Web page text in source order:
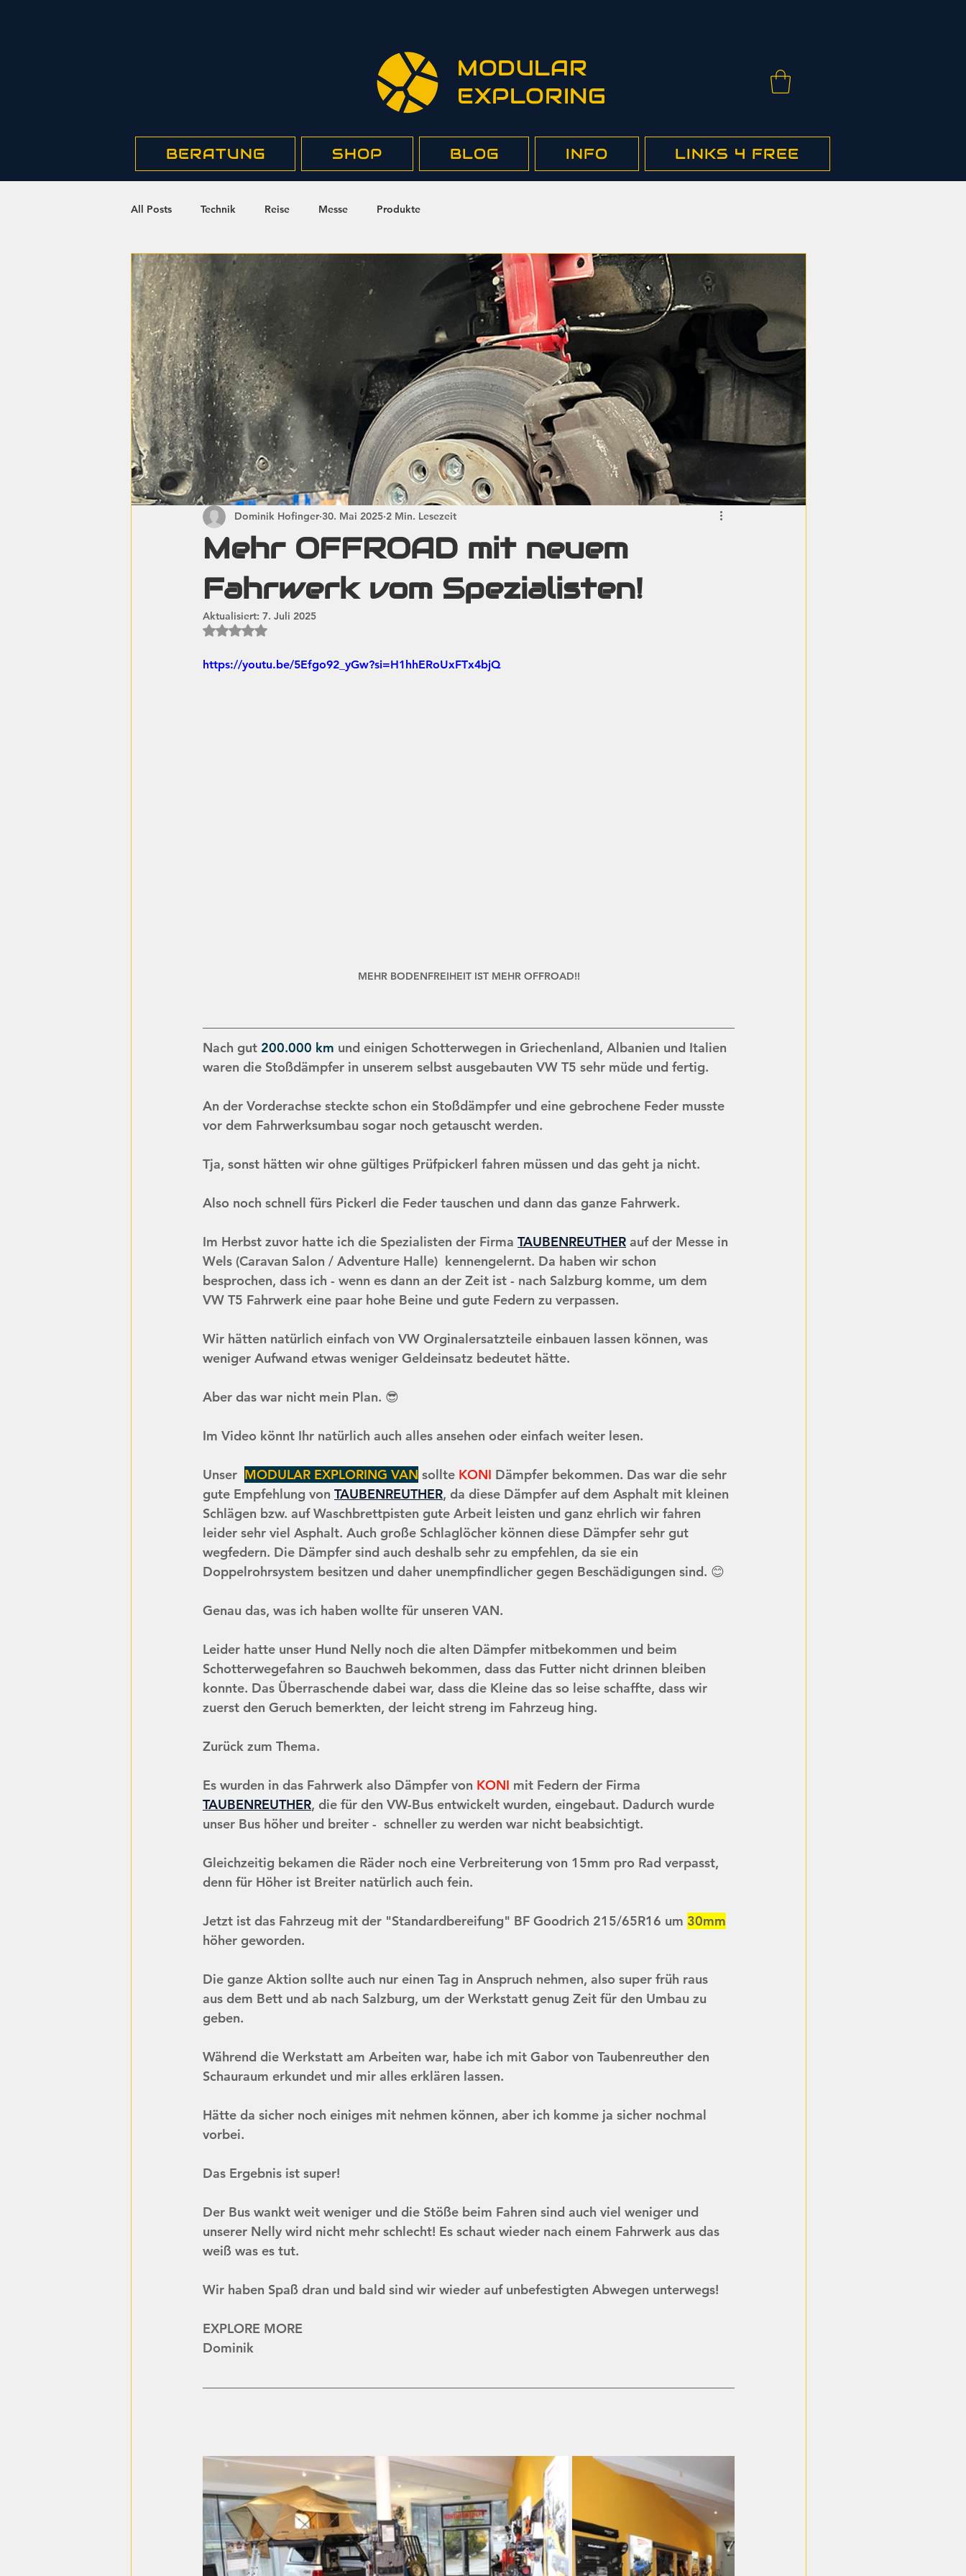
MODULAR
EXPLORING
BERATUNG SHOP BLOG INFO LINKS 4 FREE
All Posts Technik Reise Messe Produkte
Mehr OFFROAD mit neuem
Fahrwerk vom Spezialisten!
Dominik Hofinger 30. Mai 2025 2 Min. Lesezeit
Aktualisiert: 7. Juli 2025
Mit NaN von 5 Sternen bewertet.
https://youtu.be/5Efgo92_yGw?si=H1hhERoUxFTx4bjQ
MEHR BODENFREIHEIT IST MEHR OFFROAD!!
Nach gut 200.000 km und einigen Schotterwegen in Griechenland, Albanien und Italien
waren die Stoßdämpfer in unserem selbst ausgebauten VW T5 sehr müde und fertig.
An der Vorderachse steckte schon ein Stoßdämpfer und eine gebrochene Feder musste
vor dem Fahrwerksumbau sogar noch getauscht werden.
Tja, sonst hätten wir ohne gültiges Prüfpickerl fahren müssen und das geht ja nicht.
Also noch schnell fürs Pickerl die Feder tauschen und dann das ganze Fahrwerk.
Im Herbst zuvor hatte ich die Spezialisten der Firma TAUBENREUTHER auf der Messe in
Wels (Caravan Salon / Adventure Halle)  kennengelernt. Da haben wir schon
besprochen, dass ich - wenn es dann an der Zeit ist - nach Salzburg komme, um dem
VW T5 Fahrwerk eine paar hohe Beine und gute Federn zu verpassen.
Wir hätten natürlich einfach von VW Orginalersatzteile einbauen lassen können, was
weniger Aufwand etwas weniger Geldeinsatz bedeutet hätte.
Aber das war nicht mein Plan. 😎
Im Video könnt Ihr natürlich auch alles ansehen oder einfach weiter lesen.
Unser MODULAR EXPLORING VAN sollte KONI Dämpfer bekommen. Das war die sehr
gute Empfehlung von TAUBENREUTHER, da diese Dämpfer auf dem Asphalt mit kleinen
Schlägen bzw. auf Waschbrettpisten gute Arbeit leisten und ganz ehrlich wir fahren
leider sehr viel Asphalt. Auch große Schlaglöcher können diese Dämpfer sehr gut
wegfedern. Die Dämpfer sind auch deshalb sehr zu empfehlen, da sie ein
Doppelrohrsystem besitzen und daher unempfindlicher gegen Beschädigungen sind. 😊
Genau das, was ich haben wollte für unseren VAN.
Leider hatte unser Hund Nelly noch die alten Dämpfer mitbekommen und beim
Schotterwegefahren so Bauchweh bekommen, dass das Futter nicht drinnen bleiben
konnte. Das Überraschende dabei war, dass die Kleine das so leise schaffte, dass wir
zuerst den Geruch bemerkten, der leicht streng im Fahrzeug hing.
Zurück zum Thema.
Es wurden in das Fahrwerk also Dämpfer von KONI mit Federn der Firma
TAUBENREUTHER, die für den VW-Bus entwickelt wurden, eingebaut. Dadurch wurde
unser Bus höher und breiter -  schneller zu werden war nicht beabsichtigt.
Gleichzeitig bekamen die Räder noch eine Verbreiterung von 15mm pro Rad verpasst,
denn für Höher ist Breiter natürlich auch fein.
Jetzt ist das Fahrzeug mit der "Standardbereifung" BF Goodrich 215/65R16 um 30mm
höher geworden.
Die ganze Aktion sollte auch nur einen Tag in Anspruch nehmen, also super früh raus
aus dem Bett und ab nach Salzburg, um der Werkstatt genug Zeit für den Umbau zu
geben.
Während die Werkstatt am Arbeiten war, habe ich mit Gabor von Taubenreuther den
Schauraum erkundet und mir alles erklären lassen.
Hätte da sicher noch einiges mit nehmen können, aber ich komme ja sicher nochmal
vorbei.
Das Ergebnis ist super!
Der Bus wankt weit weniger und die Stöße beim Fahren sind auch viel weniger und
unserer Nelly wird nicht mehr schlecht! Es schaut wieder nach einem Fahrwerk aus das
weiß was es tut.
Wir haben Spaß dran und bald sind wir wieder auf unbefestigten Abwegen unterwegs!
EXPLORE MORE
Dominik